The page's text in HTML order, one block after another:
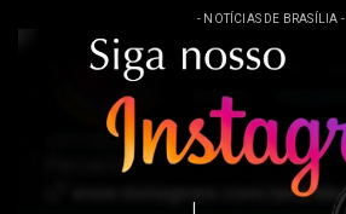
- NOTÍCIAS DE BRASÍLIA -